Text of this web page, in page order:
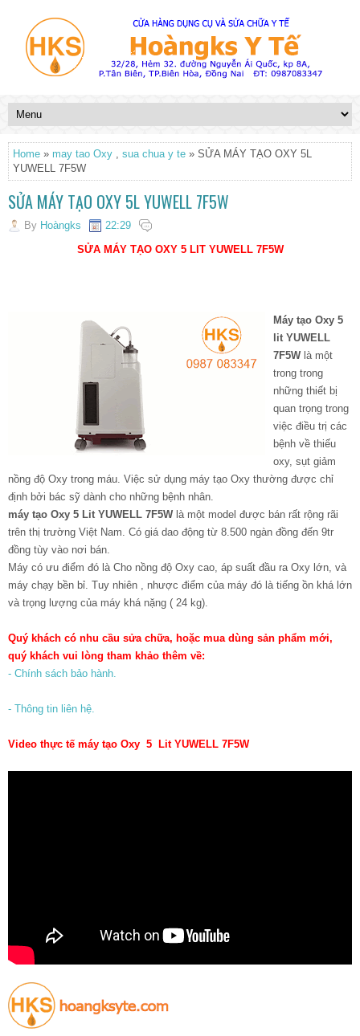
Home » may tao Oxy , sua chua y te » SỬA MÁY TẠO OXY 5L
YUWELL 7F5W
SỬA MÁY TẠO OXY 5L YUWELL 7F5W
By Hoàngks
22:29
SỬA MÁY TẠO OXY 5 LIT YUWELL 7F5W
Máy tạo Oxy 5
lit YUWELL
7F5W là một
trong trong
những thiết bị
quan trọng trong
việc điều trị các
bệnh về thiếu
oxy, sụt giảm
nồng độ Oxy trong máu. Việc sử dụng máy tạo Oxy thường được chỉ
định bởi bác sỹ dành cho những bệnh nhân.
máy tạo Oxy 5 Lit YUWELL 7F5W là một model được bán rất rộng rãi
trên thị trường Việt Nam. Có giá dao động từ 8.500 ngàn đồng đến 9tr
đồng tùy vào nơi bán.
Máy có ưu điểm đó là Cho nồng độ Oxy cao, áp suất đầu ra Oxy lớn, và
máy chạy bền bỉ. Tuy nhiên , nhược điểm của máy đó là tiếng ồn khá lớn
và trọng lượng của máy khá nặng ( 24 kg).
Quý khách có nhu cầu sửa chữa, hoặc mua dùng sản phẩm mới,
quý khách vui lòng tham khảo thêm về:
- Chính sách bảo hành.
- Thông tin liên hệ.
Video thực tế máy tạo Oxy 5 Lit YUWELL 7F5W